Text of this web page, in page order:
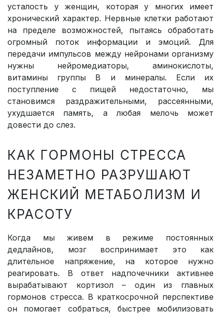
усталость у женщин, которая у многих имеет
хронический характер. Нервные клетки работают
на пределе возможностей, пытаясь обработать
огромный поток информации и эмоций. Для
передачи импульсов между нейронами организму
нужны нейромедиаторы, аминокислоты,
витамины группы B и минералы. Если их
поступление с пищей недостаточно, мы
становимся раздражительными, рассеянными,
ухудшается память, а любая мелочь может
довести до слез.
КАК ГОРМОНЫ СТРЕССА
НЕЗАМЕТНО РАЗРУШАЮТ
ЖЕНСКИЙ МЕТАБОЛИЗМ И
КРАСОТУ
Когда мы живем в режиме постоянных
дедлайнов, мозг воспринимает это как
длительное напряжение, на которое нужно
реагировать. В ответ надпочечники активнее
вырабатывают кортизол – один из главных
гормонов стресса. В краткосрочной перспективе
он помогает собраться, быстрее мобилизовать